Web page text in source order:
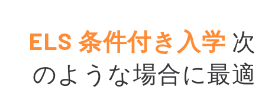
ELS 条件付き入学 次
のような場合に最適